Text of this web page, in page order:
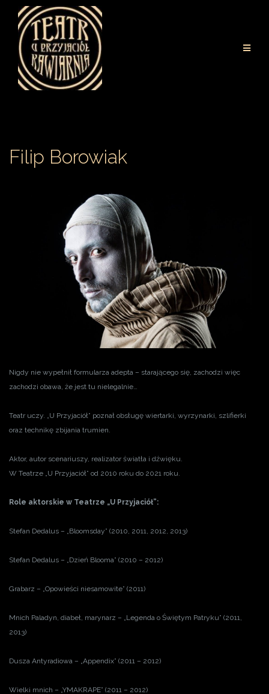
Przejdź
treści
Filip Borowiak
Nigdy nie wypełnił formularza adepta – starającego się, zachodzi więc
zachodzi obawa, że jest tu nielegalnie…
Teatr uczy. „U Przyjaciół” poznał obsługę wiertarki, wyrzynarki, szlifierki
oraz technikę zbijania trumien.
Aktor, autor scenariuszy, realizator światła i dźwięku.
W Teatrze „U Przyjaciół” od 2010 roku do 2021 roku.
Role aktorskie w Teatrze „U Przyjaciół”:
Stefan Dedalus – „Bloomsday” (2010, 2011, 2012, 2013)
Stefan Dedalus – „Dzień Blooma” (2010 – 2012)
Grabarz – „Opowieści niesamowite” (2011)
Mnich Paladyn, diabeł, marynarz – „Legenda o Świętym Patryku” (2011,
2013)
Dusza Antyradiowa – „Appendix” (2011 – 2012)
Wielki mnich – „YMAKRAPE” (2011 – 2012)